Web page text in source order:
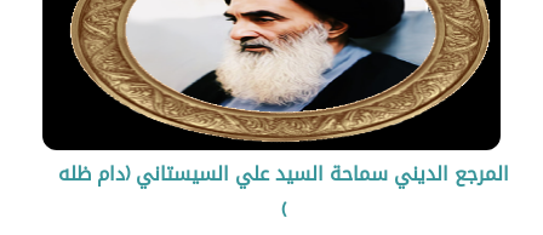
المرجع الديني سماحة السيد علي السيستاني (دام ظله
)